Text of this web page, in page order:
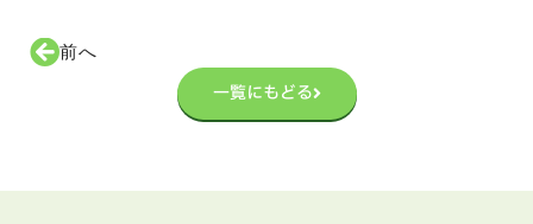
前へ
一覧にもどる